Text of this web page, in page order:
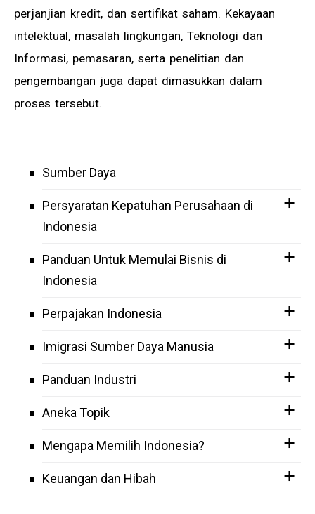
perjanjian kredit, dan sertifikat saham. Kekayaan
intelektual, masalah lingkungan, Teknologi dan
Informasi, pemasaran, serta penelitian dan
pengembangan juga dapat dimasukkan dalam
proses tersebut.
Sumber Daya
Persyaratan Kepatuhan Perusahaan di
Indonesia
Panduan Untuk Memulai Bisnis di
Indonesia
Perpajakan Indonesia
Imigrasi Sumber Daya Manusia
Panduan Industri
Aneka Topik
Mengapa Memilih Indonesia?
Keuangan dan Hibah